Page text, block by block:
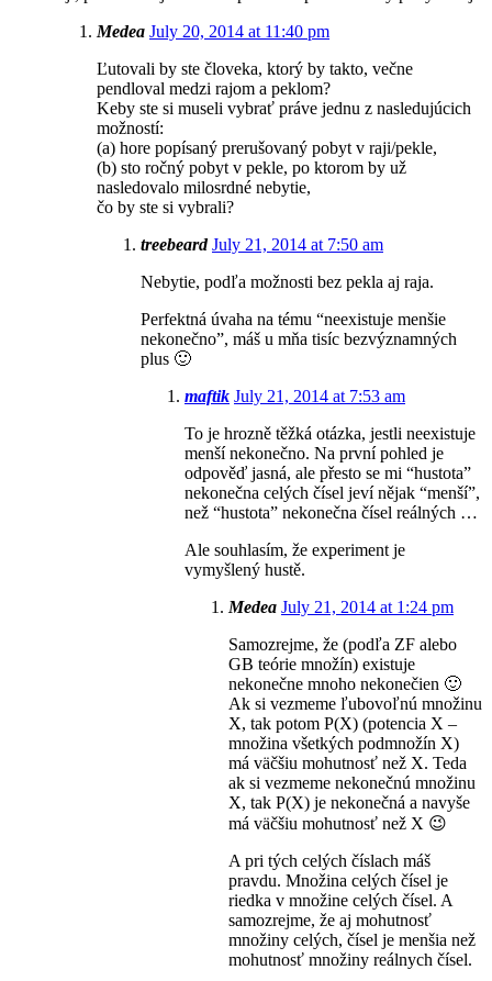
Medea July 20, 2014 at 11:40 pm
Ľutovali by ste človeka, ktorý by takto, večne
pendloval medzi rajom a peklom?
Keby ste si museli vybrať práve jednu z nasledujúcich
možností:
(a) hore popísaný prerušovaný pobyt v raji/pekle,
(b) sto ročný pobyt v pekle, po ktorom by už
nasledovalo milosrdné nebytie,
čo by ste si vybrali?
treebeard July 21, 2014 at 7:50 am
Nebytie, podľa možnosti bez pekla aj raja.
Perfektná úvaha na tému “neexistuje menšie
nekonečno”, máš u mňa tisíc bezvýznamných
plus 🙂
maftik July 21, 2014 at 7:53 am
To je hrozně těžká otázka, jestli neexistuje
menší nekonečno. Na první pohled je
odpověď jasná, ale přesto se mi “hustota”
nekonečna celých čísel jeví nějak “menší”,
než “hustota” nekonečna čísel reálných …
Ale souhlasím, že experiment je
vymyšlený hustě.
Medea July 21, 2014 at 1:24 pm
Samozrejme, že (podľa ZF alebo
GB teórie množín) existuje
nekonečne mnoho nekonečien 🙂
Ak si vezmeme ľubovoľnú množinu
X, tak potom P(X) (potencia X –
množina všetkých podmnožín X)
má väčšiu mohutnosť než X. Teda
ak si vezmeme nekonečnú množinu
X, tak P(X) je nekonečná a navyše
má väčšiu mohutnosť než X 😉
A pri tých celých číslach máš
pravdu. Množina celých čísel je
riedka v množine celých čísel. A
samozrejme, že aj mohutnosť
množiny celých, čísel je menšia než
mohutnosť množiny reálnych čísel.